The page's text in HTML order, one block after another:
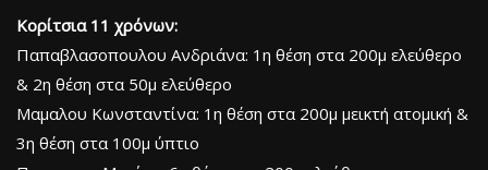
Κορίτσια 11 χρόνων:
Παπαβλασοπουλου Ανδριάνα: 1η θέση στα 200μ ελεύθερο
& 2η θέση στα 50μ ελεύθερο
Μαμαλου Κωνσταντίνα: 1η θέση στα 200μ μεικτή ατομική &
3η θέση στα 100μ ύπτιο